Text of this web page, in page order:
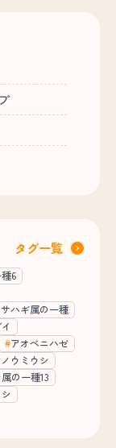
タグ一覧
6
ハギ属の一種
アオベニハゼ
ウミウシ
の一種13